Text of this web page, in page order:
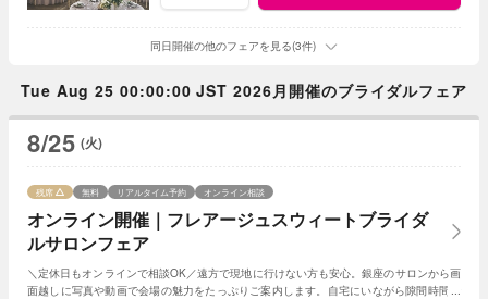
同日開催の他のフェアを見る(3件)
Tue Aug 25 00:00:00 JST 2026月開催のブライダルフェア
8/25 (火)
オンライン開催｜フレアージュスウィートブライダ
ルサロンフェア
残席 無料 リアルタイム予約 オンライン相談
＼定休日もオンラインで相談OK／遠方で現地に行けない方も安心。銀座のサロンから画
面越しに写真や動画で会場の魅力をたっぷりご案内します。自宅にいながら隙間時間で